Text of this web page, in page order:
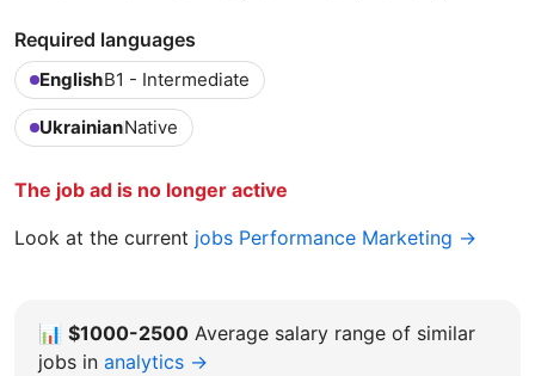
Required languages
EnglishB1 - Intermediate
UkrainianNative
The job ad is no longer active
Look at the current jobs Performance Marketing →
📊 $1000-2500 Average salary range of similar
jobs in analytics →